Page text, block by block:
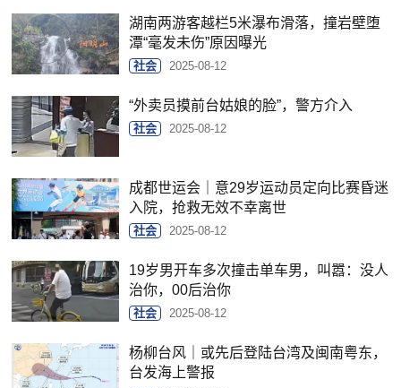
湖南两游客越栏5米瀑布滑落，撞岩壁堕
潭“毫发未伤”原因曝光
社会 2025-08-12
“外卖员摸前台姑娘的脸”，警方介入
社会 2025-08-12
成都世运会｜意29岁运动员定向比赛昏迷
入院，抢救无效不幸离世
社会 2025-08-12
19岁男开车多次撞击单车男，叫嚣：没人
治你，00后治你
社会 2025-08-12
杨柳台风｜或先后登陆台湾及闽南粤东，
台发海上警报